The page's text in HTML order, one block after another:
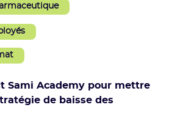
Sami Academy pour mettre
de baisse des